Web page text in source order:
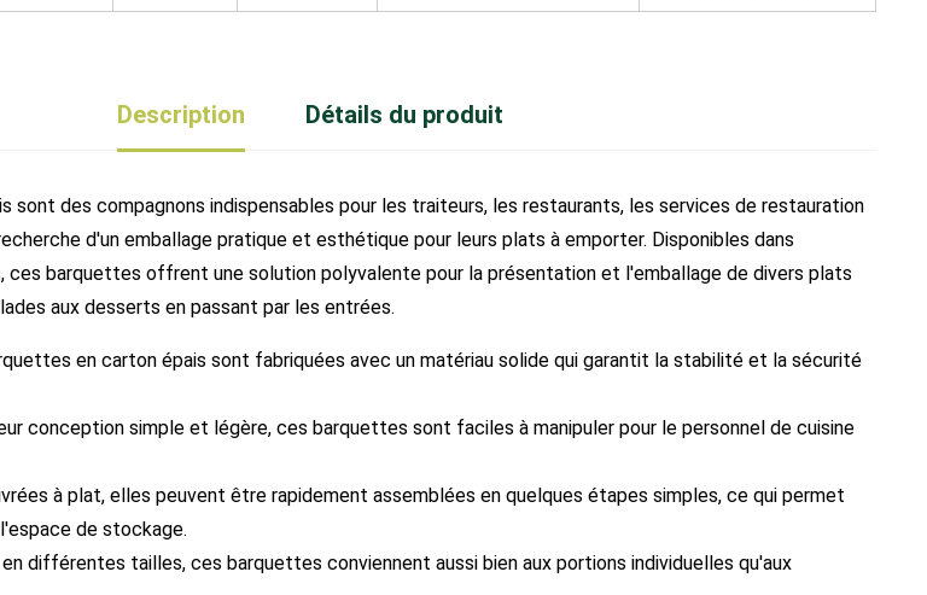
Description Détails du produit
sont des compagnons indispensables pour les traiteurs, les restaurants, les services de restauration
d'un emballage pratique et esthétique pour leurs plats à emporter. Disponibles dans
barquettes offrent une solution polyvalente pour la présentation et l'emballage de divers plats
aux desserts en passant par les entrées.
en carton épais sont fabriquées avec un matériau solide qui garantit la stabilité et la sécurité
conception simple et légère, ces barquettes sont faciles à manipuler pour le personnel de cuisine
à plat, elles peuvent être rapidement assemblées en quelques étapes simples, ce qui permet
de stockage.
différentes tailles, ces barquettes conviennent aussi bien aux portions individuelles qu'aux